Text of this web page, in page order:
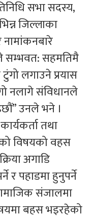
सभा सदस्य,
जिल्लाका
सम्भवत: सहमतिमै
लगाउने प्रयास
नलागे संविधानले
उनले भने ।
तथा
विषयको वहस
अगाडि
र पहाडमा हुनुपर्ने
संजालमा
बहस भइरहेको